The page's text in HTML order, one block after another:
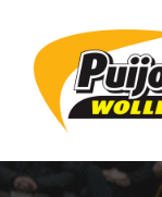
sivun
sisältöön
Sivuston